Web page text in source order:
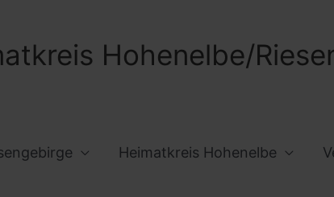
Hohenelbe/
Heimatkreis Hohenelbe